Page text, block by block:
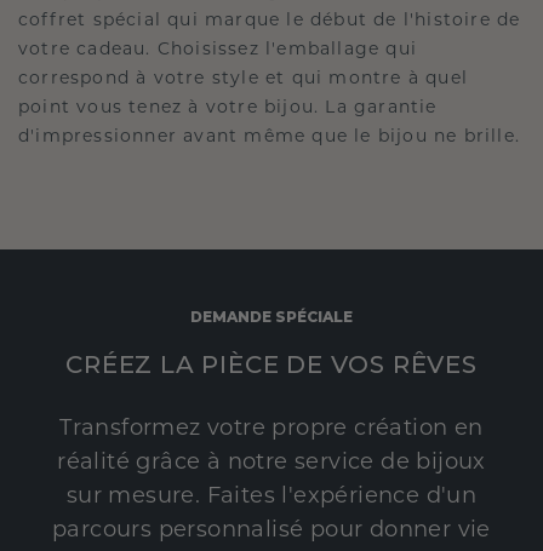
coffret spécial qui marque le début de l'histoire de
votre cadeau. Choisissez l'emballage qui
correspond à votre style et qui montre à quel
point vous tenez à votre bijou. La garantie
d'impressionner avant même que le bijou ne brille.
DEMANDE SPÉCIALE
CRÉEZ LA PIÈCE DE VOS RÊVES
Transformez votre propre création en
réalité grâce à notre service de bijoux
sur mesure. Faites l'expérience d'un
parcours personnalisé pour donner vie